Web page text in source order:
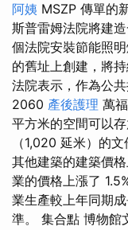
阿姨 MSZP 傳單的
斯普雷姆法院將建
個法院安裝節能照明
的舊址上創建，將
法院表示，作為公
2060 產後護理 萬
平方米的空間可以
（1,020 延米）的
其他建築的建築價
業的價格上漲了
業生產較上年同期
準。 集合點 博物